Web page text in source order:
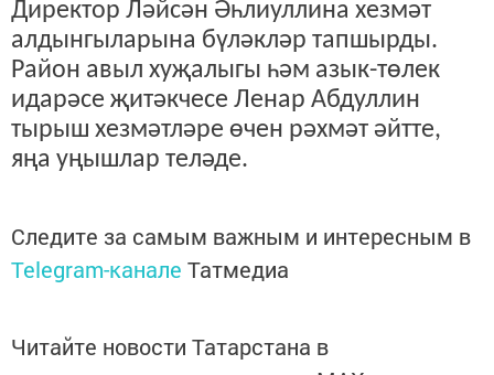
Директор Ләйсән Әһлиуллина хезмәт
алдынгыларына бүләкләр тапшырды.
Район авыл хуҗалыгы һәм азык-төлек
идарәсе җитәкчесе Ленар Абдуллин
тырыш хезмәтләре өчен рәхмәт әйтте,
яңа уңышлар теләде.
Следите за самым важным и интересным в
Telegram-канале Татмедиа
Читайте новости Татарстана в